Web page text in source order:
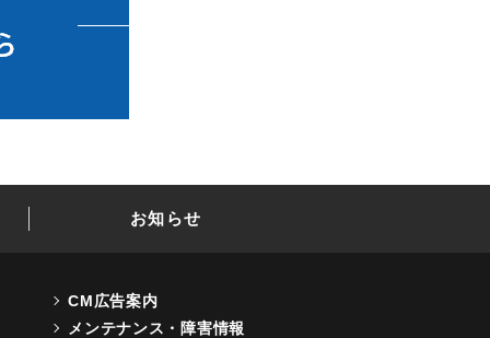
お知らせ
CM広告案内
メンテナンス・障害情報